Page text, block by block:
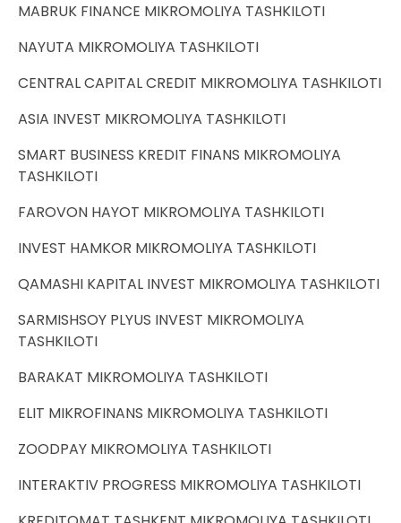
MABRUK FINANCE MIKROMOLIYA TASHKILOTI
NAYUTA MIKROMOLIYA TASHKILOTI
CENTRAL CAPITAL CREDIT MIKROMOLIYA TASHKILOTI
ASIA INVEST MIKROMOLIYA TASHKILOTI
SMART BUSINESS KREDIT FINANS MIKROMOLIYA
TASHKILOTI
FAROVON HAYOT MIKROMOLIYA TASHKILOTI
INVEST HAMKOR MIKROMOLIYA TASHKILOTI
QAMASHI KAPITAL INVEST MIKROMOLIYA TASHKILOTI
SARMISHSOY PLYUS INVEST MIKROMOLIYA
TASHKILOTI
BARAKAT MIKROMOLIYA TASHKILOTI
ELIT MIKROFINANS MIKROMOLIYA TASHKILOTI
ZOODPAY MIKROMOLIYA TASHKILOTI
INTERAKTIV PROGRESS MIKROMOLIYA TASHKILOTI